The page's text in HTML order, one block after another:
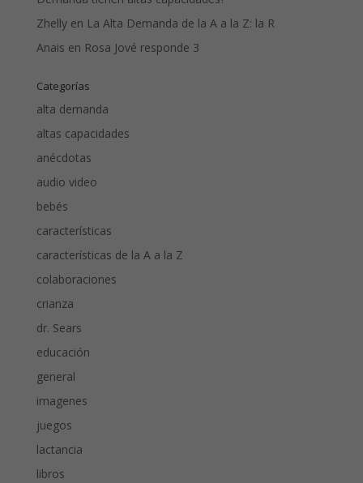
Zhellyen La Alta Demanda de la A a la Z: la R
Anais en Rosa Jové responde 3
Categorías
alta demanda
altas capacidades
anécdotas
audio video
bebés
características
características de la A a la Z
colaboraciones
crianza
dr. Sears
educación
general
imagenes
juegos
lactancia
libros